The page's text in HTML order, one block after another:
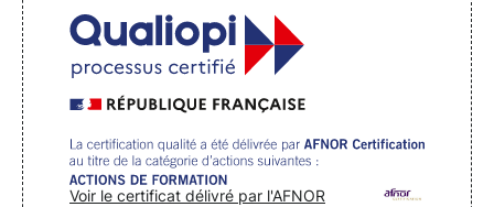
Voir le certificat délivré par l'AFNOR